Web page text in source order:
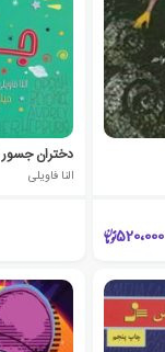
520،000
دختران جسور 2
النا فاویلی